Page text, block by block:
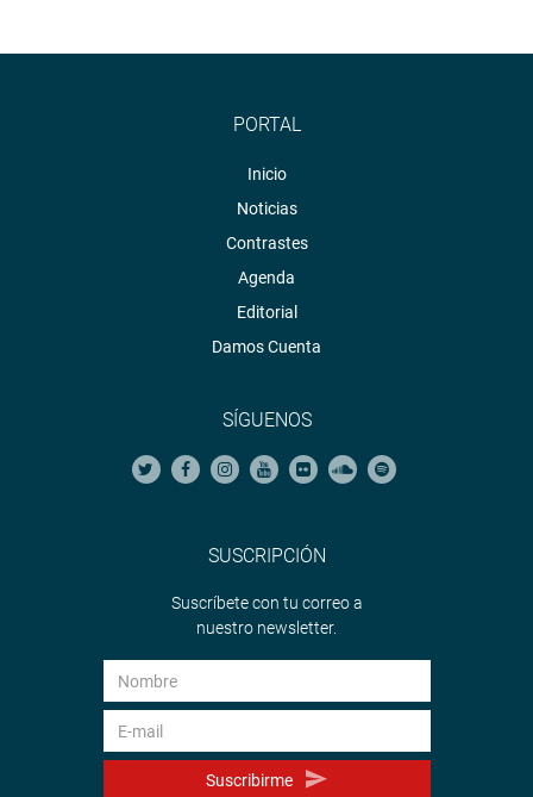
PORTAL
Inicio
Noticias
Contrastes
Agenda
Editorial
Damos Cuenta
SÍGUENOS
SUSCRIPCIÓN
Suscríbete con tu correo a
nuestro newsletter.
Suscribirme